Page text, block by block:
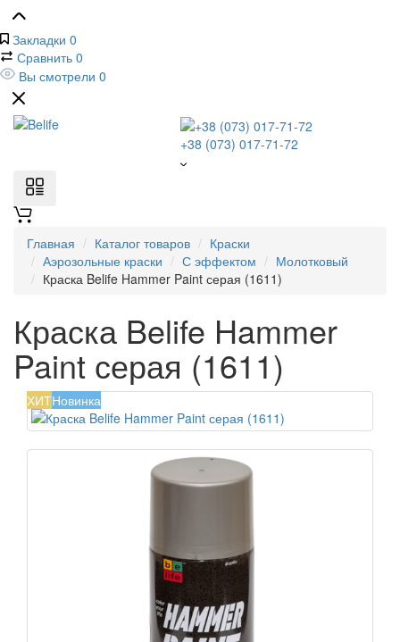
Закладки 0
Сравнить 0
Вы смотрели 0
+38 (073) 017-71-72
Главная Каталог товаров
Краски
Аэрозольные краски
С эффектом
Молотковый
Краска Belife Hammer Paint серая (1611)
Краска Belife Hammer
Paint серая (1611)
ХИТНовинка